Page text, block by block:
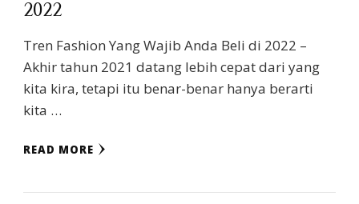
2022
Tren Fashion Yang Wajib Anda Beli di 2022 –
Akhir tahun 2021 datang lebih cepat dari yang
kita kira, tetapi itu benar-benar hanya berarti
kita …
READ MORE